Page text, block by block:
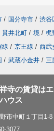
/ 国分寺市 / 渋谷
貫井北町 / 境 / 梶
線 / 京王線 / 西武
/ 武蔵小金井 / 三
寺の賃貸は
ウス
市中町１丁目1-
3077